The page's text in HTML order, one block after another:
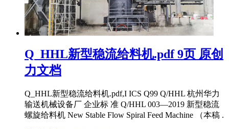
Q_HHL新型稳流给料机.pdf 9页 原创
力文档
Q_HHL新型稳流给料机.pdf,I ICS Q99 Q/HHL 杭州华力
输送机械设备厂 企业标 准 Q/HHL 003—2019 新型稳流
螺旋给料机 New Stable Flow Spiral Feed Machine （本稿 .